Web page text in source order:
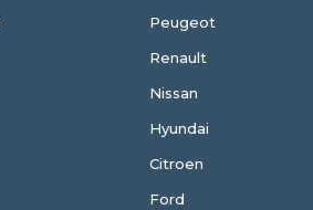
Peugeot
Renault
Nissan
Hyundai
Citroen
Ford